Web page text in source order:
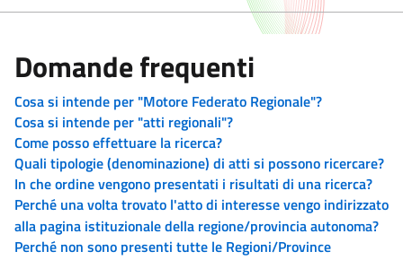
Domande frequenti
Cosa si intende per "Motore Federato Regionale"?
Cosa si intende per "atti regionali"?
Come posso effettuare la ricerca?
Quali tipologie (denominazione) di atti si possono ricercare?
In che ordine vengono presentati i risultati di una ricerca?
Perché una volta trovato l'atto di interesse vengo indirizzato
alla pagina istituzionale della regione/provincia autonoma?
Perché non sono presenti tutte le Regioni/Province